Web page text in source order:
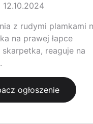
12.10.2024
z rudymi plamkami
na prawej łapce
reaguje na
ogłoszenie